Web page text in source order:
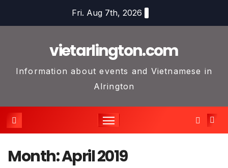
Fri. Aug 7th, 2026
vietarlington.com
Information about events and Vietnamese in
Alrington
Month:April 2019